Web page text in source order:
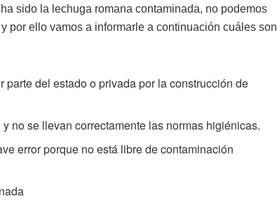
sido la lechuga romana contaminada, no podemos
por ello vamos a informarle a continuación cuáles son
del estado o privada por la construcción de
no se llevan correctamente las normas higiénicas.
error porque no está libre de contaminación